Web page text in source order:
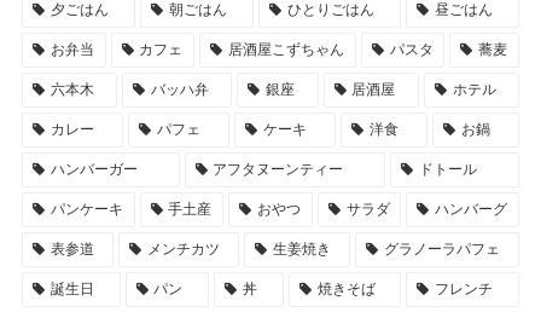
夕ごはん 朝ごはん ひとりごはん 昼ごはん
お弁当 カフェ 居酒屋こずちゃん パスタ 蕎麦
六本木 バッハ弁 銀座 居酒屋 ホテル
カレー パフェ ケーキ 洋食 お鍋
ハンバーガー アフタヌーンティー ドトール
パンケーキ 手土産 おやつ サラダ ハンバーグ
表参道 メンチカツ 生姜焼き グラノーラパフェ
誕生日 パン 丼 焼きそば フレンチ